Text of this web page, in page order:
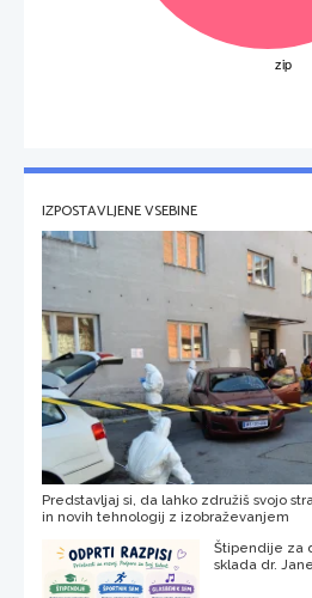
IZPOSTAVLJENE VSEBINE
Predstavljaj si, da lahko združiš svojo
in novih tehnologij z izobraževanjem
Štipendije za
sklada dr.